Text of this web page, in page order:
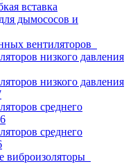
вставка
дымососов и
вентиляторов
низкого давления
низкого давления
среднего
среднего